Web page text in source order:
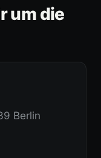
um die
Berlin